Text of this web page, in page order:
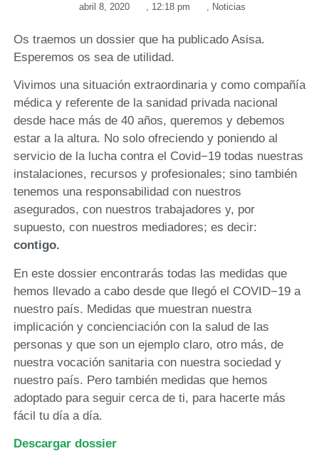
abril 8, 2020 12:18 pm Noticias
Os traemos un dossier que ha publicado Asisa.
Esperemos os sea de utilidad.
Vivimos una situación extraordinaria y como compañía
médica y referente de la sanidad privada nacional
desde hace más de 40 años, queremos y debemos
estar a la altura. No solo ofreciendo y poniendo al
servicio de la lucha contra el Covid−19 todas nuestras
instalaciones, recursos y profesionales; sino también
tenemos una responsabilidad con nuestros
asegurados, con nuestros trabajadores y, por
supuesto, con nuestros mediadores; es decir:
contigo.
En este dossier encontrarás todas las medidas que
hemos llevado a cabo desde que llegó el COVID−19 a
nuestro país. Medidas que muestran nuestra
implicación y concienciación con la salud de las
personas y que son un ejemplo claro, otro más, de
nuestra vocación sanitaria con nuestra sociedad y
nuestro país. Pero también medidas que hemos
adoptado para seguir cerca de ti, para hacerte más
fácil tu día a día.
Descargar dossier